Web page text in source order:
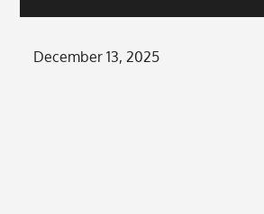
Posted
December 13, 2025